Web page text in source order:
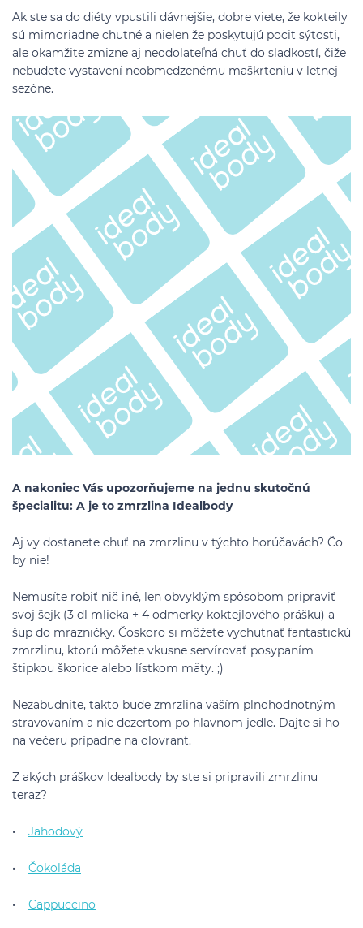
Ak ste sa do diéty vpustili dávnejšie, dobre viete, že kokteily
sú mimoriadne chutné a nielen že poskytujú pocit sýtosti,
ale okamžite zmizne aj neodolateľná chuť do sladkostí, čiže
nebudete vystavení neobmedzenému maškrteniu v letnej
sezóne.
A nakoniec Vás upozorňujeme na jednu skutočnú
špecialitu: A je to zmrzlina Idealbody
Aj vy dostanete chuť na zmrzlinu v týchto horúčavách? Čo
by nie!
Nemusíte robiť nič iné, len obvyklým spôsobom pripraviť
svoj šejk (3 dl mlieka + 4 odmerky koktejlového prášku) a
šup do mrazničky. Čoskoro si môžete vychutnať fantastickú
zmrzlinu, ktorú môžete vkusne servírovať posypaním
štipkou škorice alebo lístkom mäty. ;)
Nezabudnite, takto bude zmrzlina vaším plnohodnotným
stravovaním a nie dezertom po hlavnom jedle. Dajte si ho
na večeru prípadne na olovrant.
Z akých práškov Idealbody by ste si pripravili zmrzlinu
teraz?
• Jahodový
• Čokoláda
• Cappuccino